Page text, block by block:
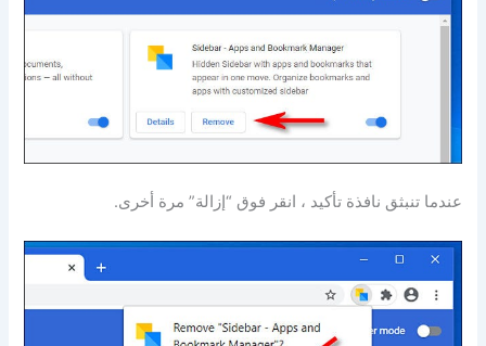
عندما تنبثق نافذة تأكيد ، انقر فوق “إزالة” مرة أخرى.